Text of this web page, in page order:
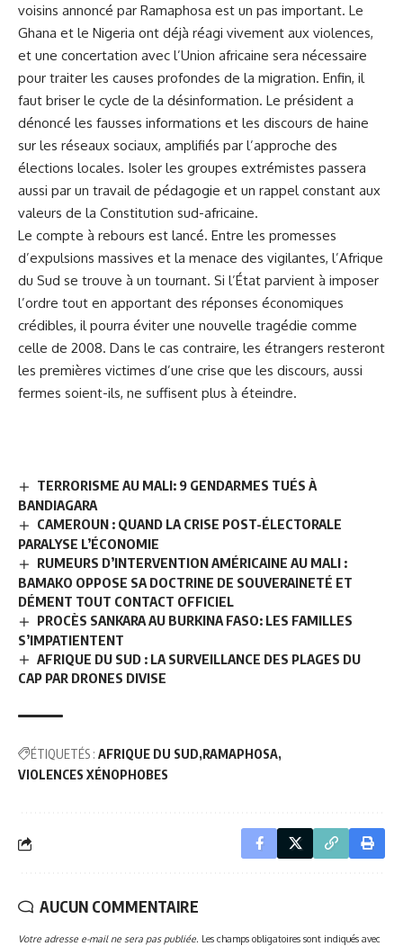
voisins annoncé par Ramaphosa est un pas important. Le
Ghana et le Nigeria ont déjà réagi vivement aux violences,
et une concertation avec l’Union africaine sera nécessaire
pour traiter les causes profondes de la migration. Enfin, il
faut briser le cycle de la désinformation. Le président a
dénoncé les fausses informations et les discours de haine
sur les réseaux sociaux, amplifiés par l’approche des
élections locales. Isoler les groupes extrémistes passera
aussi par un travail de pédagogie et un rappel constant aux
valeurs de la Constitution sud-africaine.
Le compte à rebours est lancé. Entre les promesses
d’expulsions massives et la menace des vigilantes, l’Afrique
du Sud se trouve à un tournant. Si l’État parvient à imposer
l’ordre tout en apportant des réponses économiques
crédibles, il pourra éviter une nouvelle tragédie comme
celle de 2008. Dans le cas contraire, les étrangers resteront
les premières victimes d’une crise que les discours, aussi
fermes soient-ils, ne suffisent plus à éteindre.
TERRORISME AU MALI: 9 GENDARMES TUÉS À
BANDIAGARA
CAMEROUN : QUAND LA CRISE POST-ÉLECTORALE
PARALYSE L’ÉCONOMIE
RUMEURS D’INTERVENTION AMÉRICAINE AU MALI :
BAMAKO OPPOSE SA DOCTRINE DE SOUVERAINETÉ ET
DÉMENT TOUT CONTACT OFFICIEL
PROCÈS SANKARA AU BURKINA FASO: LES FAMILLES
S’IMPATIENTENT
AFRIQUE DU SUD : LA SURVEILLANCE DES PLAGES DU
CAP PAR DRONES DIVISE
ÉTIQUETÉS : AFRIQUE DU SUD RAMAPHOSA
VIOLENCES XÉNOPHOBES
AUCUN COMMENTAIRE
Votre adresse e-mail ne sera pas publiée. Les champs obligatoires sont indiqués avec